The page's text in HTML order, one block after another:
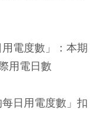
電度數」：本期
用電日數
日用電度數」扣